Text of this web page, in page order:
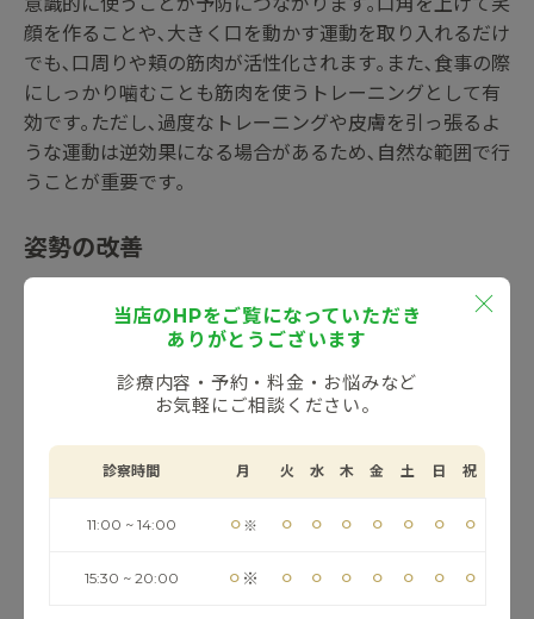
顔を作ることや､大きく口を動かす運動を取り入れるだけ
でも､口周りや頬の筋肉が活性化されます｡また､食事の際
にしっかり噛むことも筋肉を使うトレーニングとして有
効です｡ただし､過度なトレーニングや皮膚を引っ張るよ
うな運動は逆効果になる場合があるため､自然な範囲で行
うことが重要です｡
姿勢の改善
姿勢の悪さは顔の筋肉や皮膚に余計な負担をかけ､たるみ
を進行させます｡猫背や下を向いた姿勢は､顔の皮下脂肪
や筋肉に重力の負担をかけ､マリオネットラインを目立た
せやすくします｡デスクワークやスマートフォンの使用時
は､背筋を伸ばし顎を軽く引き､画面を目の高さに調整す
ることが大切です｡長時間下を向く姿勢を避けるだけで
も､フェイスラインへの負担を減らし､たるみの進行を抑
えることができます｡
生活習慣の見直し
当店のHPをご覧になっていただき
ありがとうございます
診療内容・予約・料金・お悩みなど
お気軽にご相談ください。
診察時間 月 火 水 木 金 土 日 祝
11:00 ~ 14:00 ⚪︎ ※ ⚪︎ ⚪︎ ⚪︎ ⚪︎ ⚪︎ ⚪︎ ⚪︎
15:30 ~ 20:00 ⚪︎ ※ ⚪︎ ⚪︎ ⚪︎ ⚪︎ ⚪︎ ⚪︎ ⚪︎